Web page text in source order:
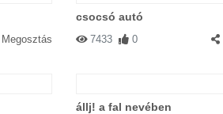
Megosztás
csocsó autó
7433 0
állj! a fal nevében